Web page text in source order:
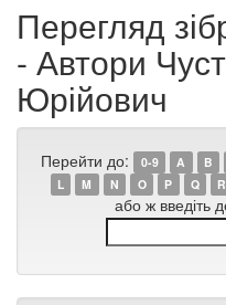
Перегляд
- Автори
Юрійович
Перейти до: 0-9 A B
L
M N O P Q R
або ж введіть